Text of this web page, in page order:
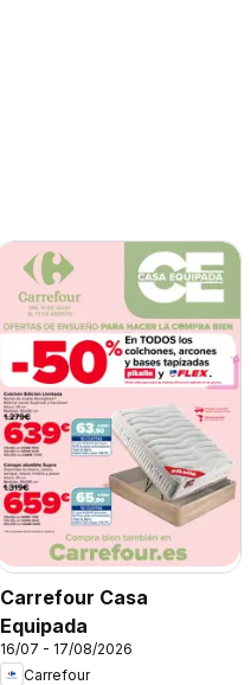
Carrefour Casa
Equipada
16/07 - 17/08/2026
Carrefour